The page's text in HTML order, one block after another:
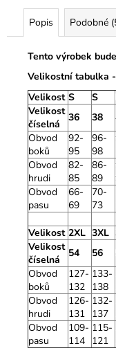
Popis Podobné
Tento výrobek
Velikostní tabulka
Velikost S S
Velikost
číselná
36 38
Obvod
boků
92-
95
96-
98
Obvod
hrudi
82-
85
86-
89
Obvod
pasu
66-
69
70-
73
Velikost 2XL 3XL
Velikost
číselná
54 56
Obvod
boků
127-
132
133-
138
Obvod
hrudi
126-
131
132-
137
Obvod
pasu
109-
114
115-
121